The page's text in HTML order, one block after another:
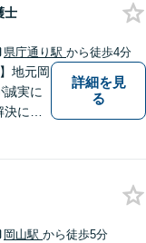
士
県庁通り駅 から徒歩4分
地元岡
誠実に
に向
詳細を見
る
岡山駅 から徒歩5分